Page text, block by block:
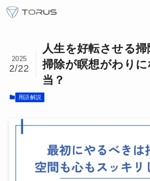
人生を好転させる
掃除が瞑想がわり
当？
2025
2/22
用語解説